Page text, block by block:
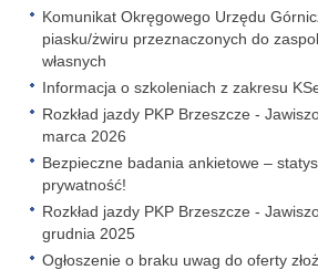
Komunikat Okręgowego Urzędu
piasku/żwiru przeznaczonych do
własnych
Informacja o szkoleniach z zakresu
Rozkład jazdy PKP Brzeszcze -
marca 2026
Bezpieczne badania ankietowe –
prywatność!
Rozkład jazdy PKP Brzeszcze -
grudnia 2025
Ogłoszenie o braku uwag do oferty